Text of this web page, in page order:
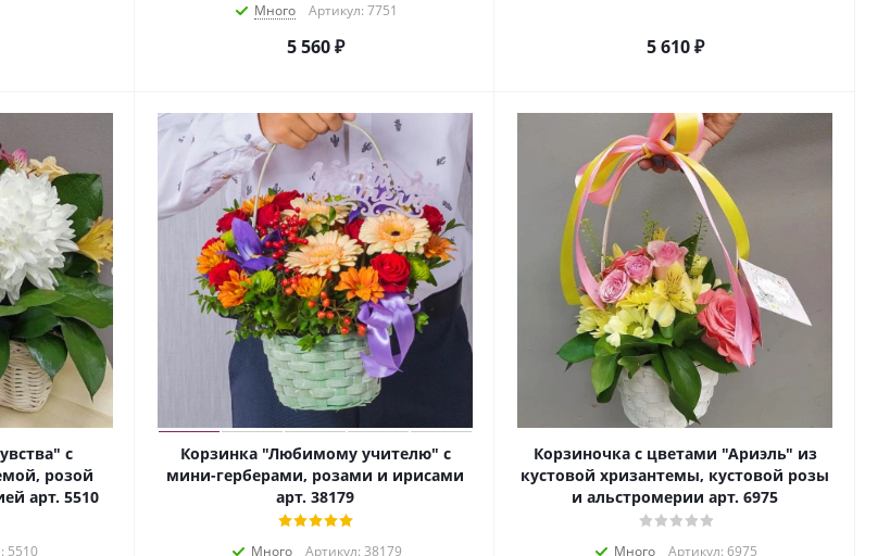
Много Артикул: 7751
5 560₽ 5 610₽
с
розой
арт. 5510
5510
Корзинка "Любимому учителю" с
мини-герберами, розами и ирисами
арт. 38179
Много Артикул: 38179
Корзиночка с цветами "Ариэль" из
кустовой хризантемы, кустовой розы
и альстромерии арт. 6975
Много Артикул: 6975